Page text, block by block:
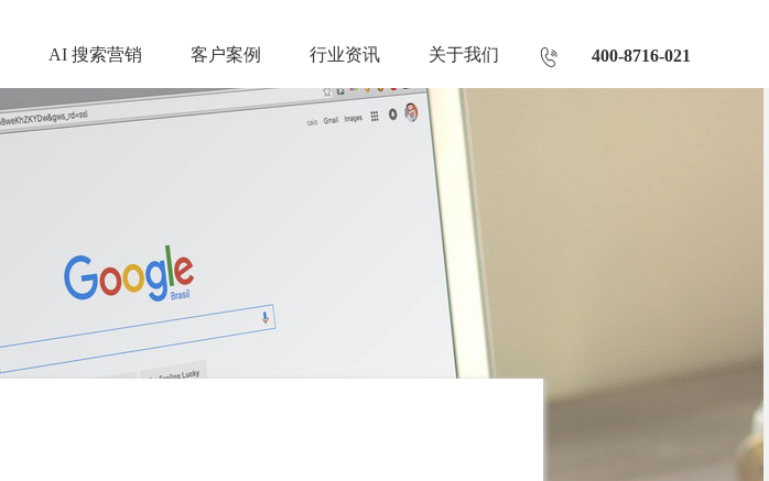
AI 搜索营销 客户案例 行业资讯 关于我们 400-8716-021